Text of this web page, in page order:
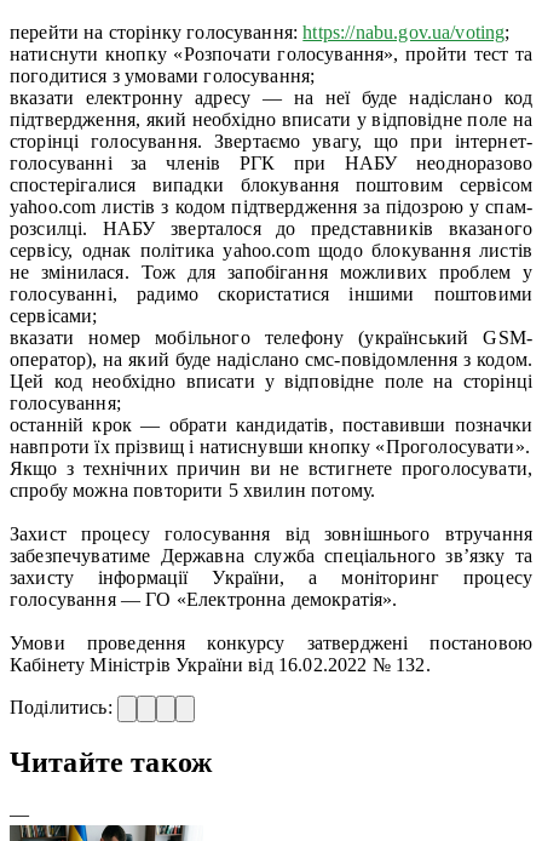
перейти на сторінку голосування:https://nabu.gov.ua/voting;
натиснути кнопку «Розпочати голосування», пройти тест та
погодитися з умовами голосування;
вказати електронну адресу — на неї буде надіслано код
підтвердження, який необхідно вписати у відповідне поле на
сторінці голосування. Звертаємо увагу, що при інтернет-
голосуванні за членів РГК при НАБУ неодноразово
спостерігалися випадки блокування поштовим сервісом
yahoo.com листів з кодом підтвердження за підозрою у спам-
розсилці. НАБУ зверталося до представників вказаного
сервісу, однак політика yahoo.com щодо блокування листів
не змінилася. Тож для запобігання можливих проблем у
голосуванні, радимо скористатися іншими поштовими
сервісами;
вказати номер мобільного телефону (український GSM-
оператор), на який буде надіслано смс-повідомлення з кодом.
Цей код необхідно вписати у відповідне поле на сторінці
голосування;
останній крок — обрати кандидатів, поставивши позначки
навпроти їх прізвищ і натиснувши кнопку «Проголосувати».
Якщо з технічних причин ви не встигнете проголосувати,
спробу можна повторити 5 хвилин потому.
Захист процесу голосування від зовнішнього втручання
забезпечуватиме Державна служба спеціального зв’язку та
захисту інформації України, а моніторинг процесу
голосування — ГО «Електронна демократія».
Умови проведення конкурсу затверджені постановою
Кабінету Міністрів України від 16.02.2022 № 132.
Поділитись:
Читайте також
—